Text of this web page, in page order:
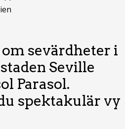
sevärdheter i
Seville
Parasol.
spektakulär vy